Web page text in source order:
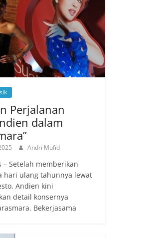
Perjalanan
dalam
Andri Mufid
– Setelah memberikan
hari ulang tahunnya lewat
Andien kini
detail konsernya
Bekerjasama